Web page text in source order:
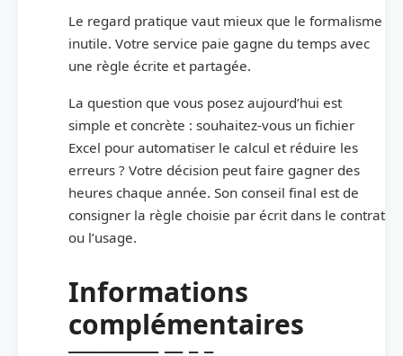
Le regard pratique vaut mieux que le formalisme
inutile. Votre service paie gagne du temps avec
une règle écrite et partagée.
La question que vous posez aujourd’hui est
simple et concrète : souhaitez-vous un fichier
Excel pour automatiser le calcul et réduire les
erreurs ? Votre décision peut faire gagner des
heures chaque année. Son conseil final est de
consigner la règle choisie par écrit dans le contrat
ou l’usage.
Informations
complémentaires